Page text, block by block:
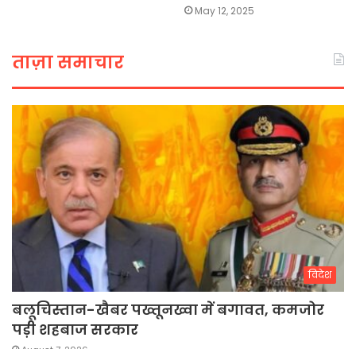
May 12, 2025
ताज़ा समाचार
विदेश
बलूचिस्तान-खैबर पख्तूनख्वा में बगावत, कमजोर
पड़ी शहबाज सरकार